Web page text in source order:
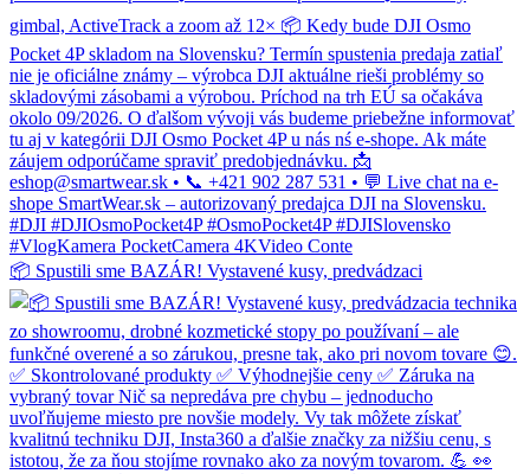
📦 Spustili sme BAZÁR! Vystavené kusy, predvádzaci